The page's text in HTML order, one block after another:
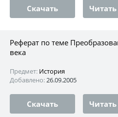
Скачать
Реферат по теме
века
Предмет: История
Добавлено:26.09.2005
Скачать